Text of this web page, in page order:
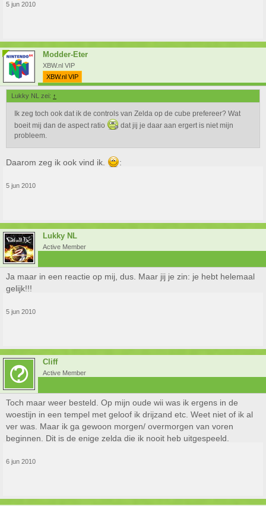
5 jun 2010
Modder-Eter
XBW.nl VIP
XBW.nl VIP
Lukky NL zei: ↑
Ik zeg toch ook dat ik de controls van Zelda op de cube prefereer? Wat
boeit mij dan de aspect ratio
dat jij je daar aan ergert is niet mijn
probleem.
Daarom zeg ik ook vind ik. :
5 jun 2010
Lukky NL
Active Member
Ja maar in een reactie op mij, dus. Maar jij je zin: je hebt helemaal
gelijk!!!
5 jun 2010
Cliff
Active Member
Toch maar weer besteld. Op mijn oude wii was ik ergens in de
woestijn in een tempel met geloof ik drijzand etc. Weet niet of ik al
ver was. Maar ik ga gewoon morgen/ overmorgen van voren
beginnen. Dit is de enige zelda die ik nooit heb uitgespeeld.
6 jun 2010